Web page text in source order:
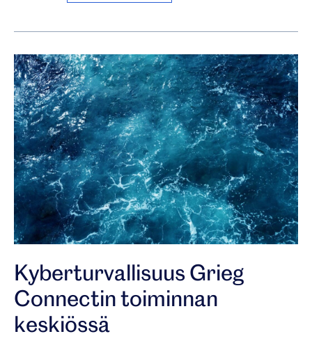
Kyberturvallisuus Grieg
Connectin toiminnan
keskiössä